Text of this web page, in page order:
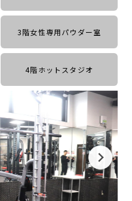
3階女性専用パウダー室
4階ホットスタジオ